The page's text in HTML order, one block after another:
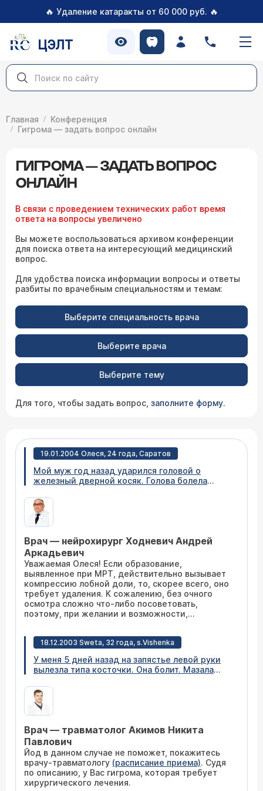
🔥 Удаление катаракты от 60 000 руб. 🔥
ЦЭЛТ
Главная
Конференция
Гигрома — задать вопрос онлайн
ГИГРОМА — ЗАДАТЬ ВОПРОС
ОНЛАЙН
В связи с проведением технических работ время
ответа на вопросы увеличено
Вы можете воспользоваться архивом конференции
для поиска ответа на интересующий медицинский
вопрос.
Для удобства поиска информации вопросы и ответы
разбиты по врачебным специальностям и темам:
Выберите специальность врача
Выберите врача
Выберите тему
Для того, чтобы задать вопрос, заполните форму.
19.01.2004 Олеся, 24 года, Саратов
Мой муж год назад ударился головой о
железный дверной косяк. Голова болела
Иногда стали беспокоить головные боли и мы
сделали исследование МР-томографом
головы. Заключение: в левой лобной доле
20x52x18 мм, вызывающее компрессию
лобной доли слева. Смещения срединных
структур нет. Желедочки мозга не
расширены. Субарахионозальные
пространства не расширены на остальном
протяжении. Ствол мозга, мозжечок,
краниовертебральный переход без
особенностей. Прошу Вас, подскажите, что же
нам делать и нужна ли операция и какая.
Врач — нейрохирург Ходневич Андрей
Аркадьевич
Уважаемая Олеся! Если образование,
выявленное при МРТ, действительно вызывает
компрессию лобной доли, то, скорее всего, оно
требует удаления. К сожалению, без очного
осмотра сложно что-либо посоветовать,
поэтому, при желании и возможности,
дальнейшего лечения и возможной операции.
предыдущих обследований.
18.12.2003 Sweta, 32 года, s.Vishenka
У меня 5 дней назад на запястье левой руки
вылезла типа косточки. Она болит. Мазала
Помогите советом.
Врач — травматолог Акимов Никита
Павлович
Йод в данном случае не поможет, покажитесь
врачу-травматологу (расписание приема). Судя
по описанию, у Вас гигрома, которая требует
хирургического лечения.